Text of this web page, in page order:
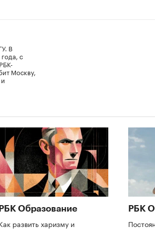
В
с
Москву,
РБК Образование
развить харизму и
РБК